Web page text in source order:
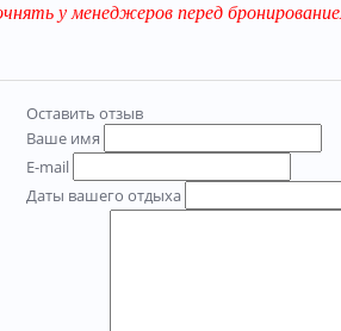
у менеджеров перед
Оставить отзыв
Ваше имя
E-mail
Даты вашего отдыха